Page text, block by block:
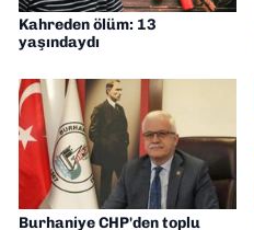
Kahreden ölüm: 13
yaşındaydı
Burhaniye CHP'den toplu